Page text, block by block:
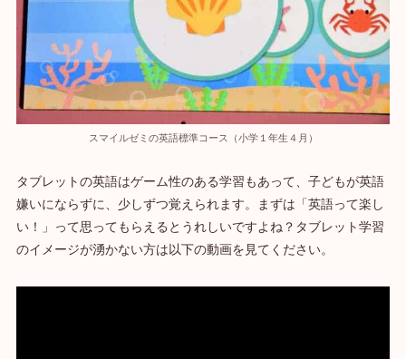
スマイルゼミの英語標準コース（小学１年生４月）
タブレットの英語はゲーム性のある学習もあって、子どもが英語
嫌いにならずに、少しずつ覚えられます。まずは「英語って楽し
い！」って思ってもらえるとうれしいですよね？タブレット学習
のイメージが湧かない方は以下の動画を見てください。